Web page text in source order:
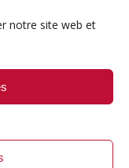
notre site web et